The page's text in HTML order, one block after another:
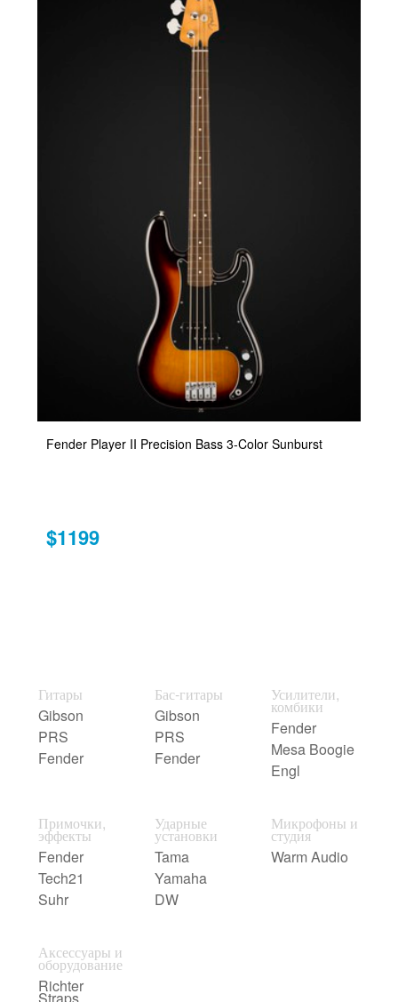
Fender Player II Precision Bass 3-Color Sunburst
$1199
Гитары
Gibson
PRS
Fender
Бас-гитары
Gibson
PRS
Fender
Усилители,
комбики
Fender
Mesa Boogie
Engl
Примочки,
эффекты
Fender
Tech21
Suhr
Ударные
установки
Tama
Yamaha
DW
Микрофоны и
студия
Warm Audio
Аксессуары и
оборудование
Richter